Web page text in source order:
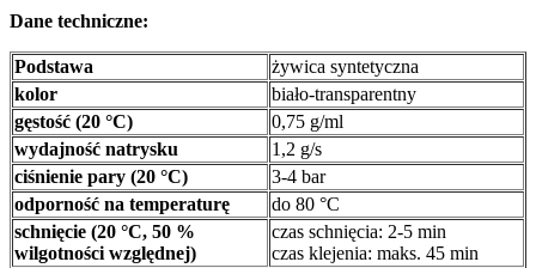
Dane techniczne:
Podstawa
żywica syntetyczna
kolor
biało-transparentny
gęstość (20 °C)
0,75 g/ml
wydajność natrysku
1,2 g/s
ciśnienie pary (20 °C)
3-4 bar
odporność na temperaturę
do 80 °C
schnięcie (20 °C, 50 %
wilgotności względnej)
czas schnięcia: 2-5 min
czas klejenia: maks. 45 min